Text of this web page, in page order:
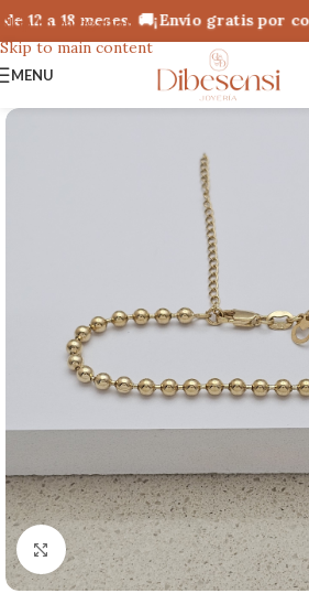
Skip to navigation
Skip to main content
12 a 18 meses. 🚚¡Envío gratis por
MENU
Click to enlarge